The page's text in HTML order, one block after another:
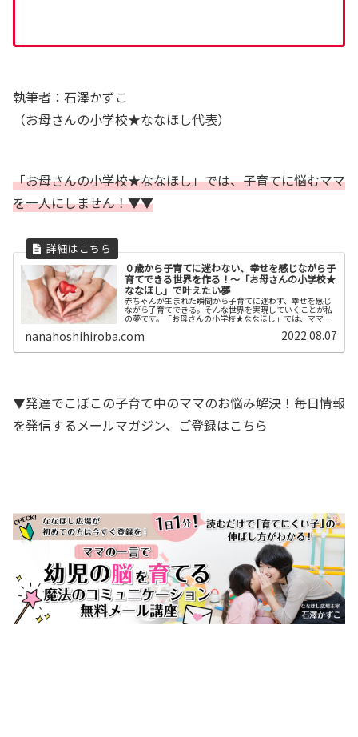
執筆者：石澤かずこ
（お母さんの小学校★ななほし代表）
「お母さんの小学校★ななほし」では、子育てに悩むママ
を一人にしません！▼▼
０歳から子育てに迷わない、幸せを感じながら子
育てできる世界を作る！〜「お母さんの小学校★
ななほし」で叶えたい夢
赤ちゃんが生まれた瞬間から子育てに迷わず、幸せを感じ
ながら子育てできる。そんな世界を実現していくことが私
の夢です。「お母さんの小学校★ななほし」では、ママが
を大切にしています。
nanahoshihiroba.com 2022.08.07
▼発達でこぼこの子育て中のママのお悩み解決！毎日情報
を発信するメールマガジン、ご登録はこちら